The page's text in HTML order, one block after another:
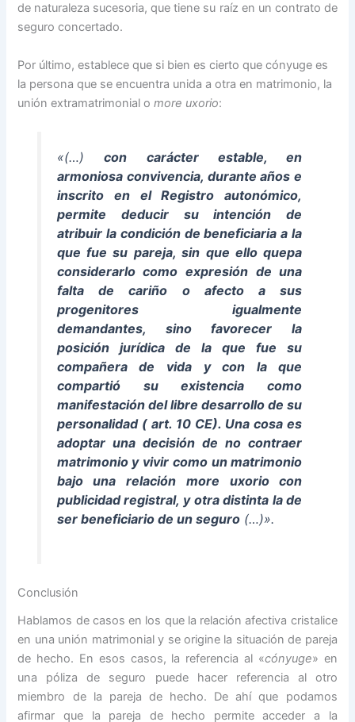
de naturaleza sucesoria, que tiene su raíz en un contrato de
seguro concertado.
Por último, establece que si bien es cierto que cónyuge es
la persona que se encuentra unida a otra en matrimonio, la
unión extramatrimonial omore uxorio:
«(…)con carácter estable, en
armoniosa convivencia, durante años e
inscrito en el Registro autonómico,
permite deducir su intención de
atribuir la condición de beneficiaria a la
que fue su pareja, sin que ello quepa
considerarlo como expresión de una
falta de cariño o afecto a sus
progenitores igualmente
demandantes, sino favorecer la
posición jurídica de la que fue su
compañera de vida y con la que
compartió su existencia como
manifestación del libre desarrollo de su
personalidad ( art. 10 CE). Una cosa es
adoptar una decisión de no contraer
matrimonio y vivir como un matrimonio
bajo una relación more uxorio con
publicidad registral, y otra distinta la de
ser beneficiario de un seguro(…)».
Conclusión
Hablamos de casos en los que la relación afectiva cristalice
en una unión matrimonial y se origine la situación de pareja
de hecho. En esos casos, la referencia al «cónyuge» en
una póliza de seguro puede hacer referencia al otro
miembro de la pareja de hecho. De ahí que podamos
afirmar que la pareja de hecho permite acceder a la